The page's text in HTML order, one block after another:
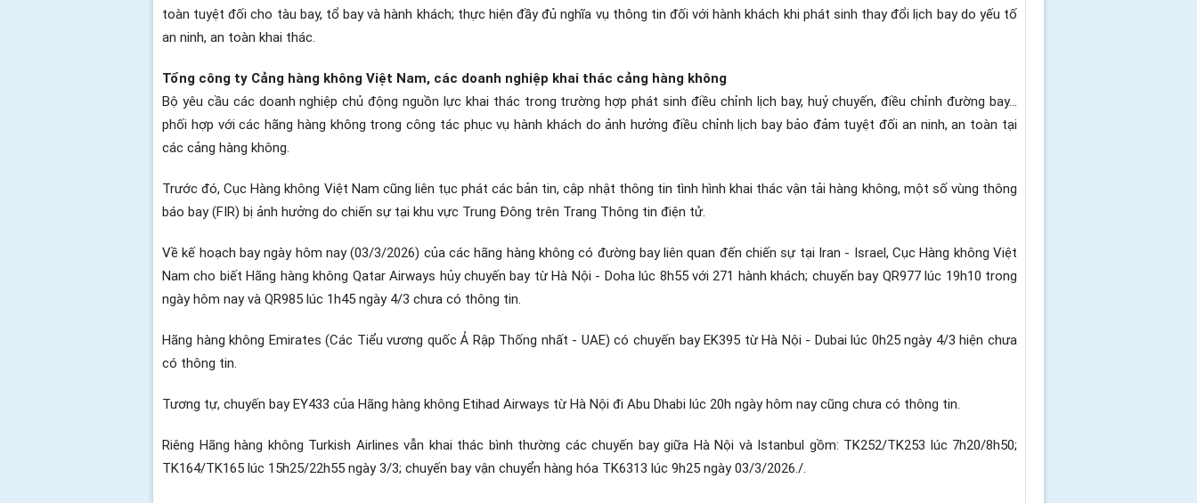
toàn tuyệt đối cho tàu bay, tổ bay và hành khách; thực hiện đầy đủ nghĩa vụ thông tin đối với hành khách khi phát sinh thay đổi lịch bay do yếu tố
an ninh, an toàn khai thác.
Tổng công ty Cảng hàng không Việt Nam, các doanh nghiệp khai thác cảng hàng không
Bộ yêu cầu các doanh nghiệp chủ động nguồn lực khai thác trong trường hợp phát sinh điều chỉnh lịch bay, huỷ chuyến, điều chỉnh đường bay...
phối hợp với các hãng hàng không trong công tác phục vụ hành khách do ảnh hưởng điều chỉnh lịch bay bảo đảm tuyệt đối an ninh, an toàn tại
các cảng hàng không.
Trước đó, Cục Hàng không Việt Nam cũng liên tục phát các bản tin, cập nhật thông tin tình hình khai thác vận tải hàng không, một số vùng thông
báo bay (FIR) bị ảnh hưởng do chiến sự tại khu vực Trung Đông trên Trang Thông tin điện tử.
Về kế hoạch bay ngày hôm nay (03/3/2026) của các hãng hàng không có đường bay liên quan đến chiến sự tại Iran - Israel, Cục Hàng không Việt
Nam cho biết Hãng hàng không Qatar Airways hủy chuyến bay từ Hà Nội - Doha lúc 8h55 với 271 hành khách; chuyến bay QR977 lúc 19h10 trong
ngày hôm nay và QR985 lúc 1h45 ngày 4/3 chưa có thông tin.
Hãng hàng không Emirates (Các Tiểu vương quốc Ả Rập Thống nhất - UAE) có chuyến bay EK395 từ Hà Nội - Dubai lúc 0h25 ngày 4/3 hiện chưa
có thông tin.
Tương tự, chuyến bay EY433 của Hãng hàng không Etihad Airways từ Hà Nội đi Abu Dhabi lúc 20h ngày hôm nay cũng chưa có thông tin.
Riêng Hãng hàng không Turkish Airlines vẫn khai thác bình thường các chuyến bay giữa Hà Nội và Istanbul gồm: TK252/TK253 lúc 7h20/8h50;
TK164/TK165 lúc 15h25/22h55 ngày 3/3; chuyến bay vận chuyển hàng hóa TK6313 lúc 9h25 ngày 03/3/2026./.